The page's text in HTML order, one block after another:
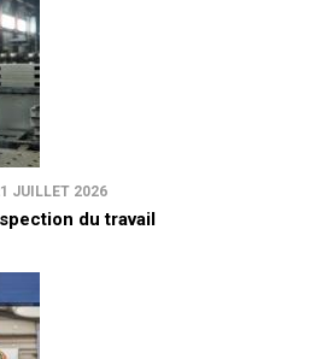
JUILLET 2026
du travail